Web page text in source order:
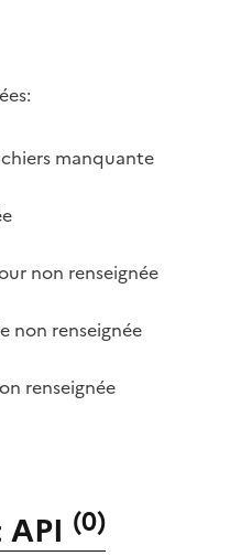
manquante
non renseignée
non renseignée
renseignée
(0)